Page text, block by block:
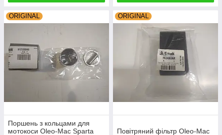
ORIGINAL
Поршень з кольцами для
мотокоси Oleo-Mac Sparta
ORIGINAL
Повітряний фільтр Oleo-Mac